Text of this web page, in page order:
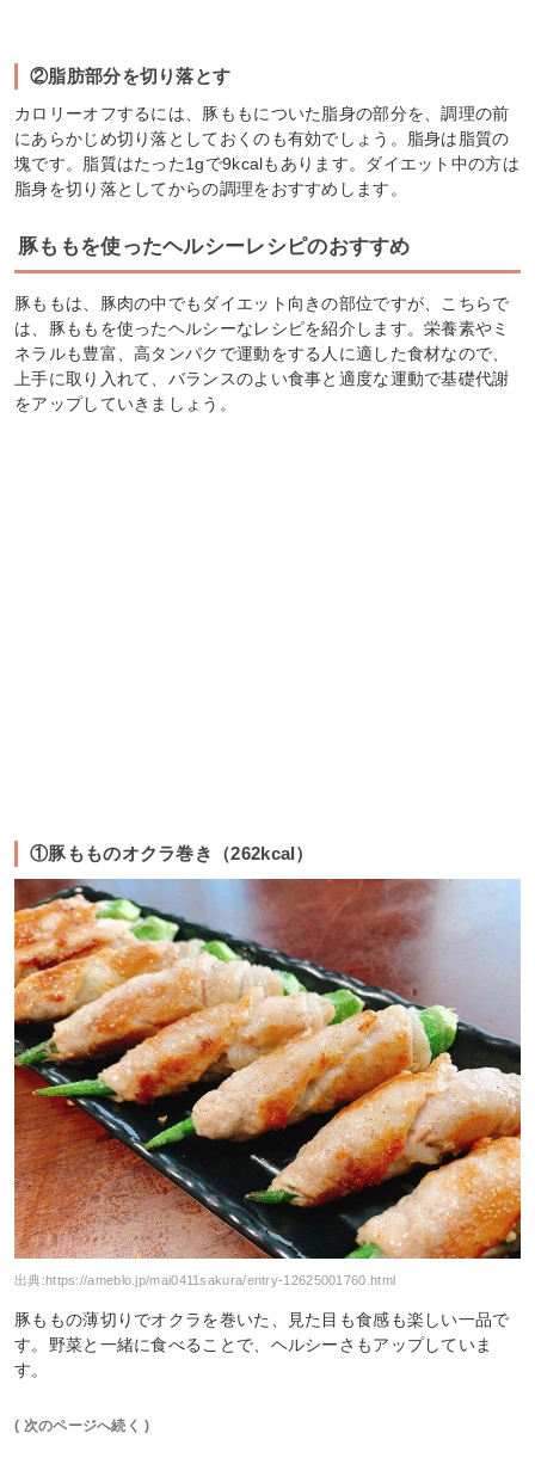
②脂肪部分を切り落とす
カロリーオフするには、豚ももについた脂身の部分を、調理の前
にあらかじめ切り落としておくのも有効でしょう。脂身は脂質の
塊です。脂質はたった1gで9kcalもあります。ダイエット中の方は
脂身を切り落としてからの調理をおすすめします。
豚ももを使ったヘルシーレシピのおすすめ
豚ももは、豚肉の中でもダイエット向きの部位ですが、こちらで
は、豚ももを使ったヘルシーなレシピを紹介します。栄養素やミ
ネラルも豊富、高タンパクで運動をする人に適した食材なので、
上手に取り入れて、バランスのよい食事と適度な運動で基礎代謝
をアップしていきましょう。
①豚もものオクラ巻き（262kcal）
出典: https://ameblo.jp/mai0411sakura/entry-12625001760.html
豚ももの薄切りでオクラを巻いた、見た目も食感も楽しい一品で
す。野菜と一緒に食べることで、ヘルシーさもアップしていま
す。
( 次のページへ続く )